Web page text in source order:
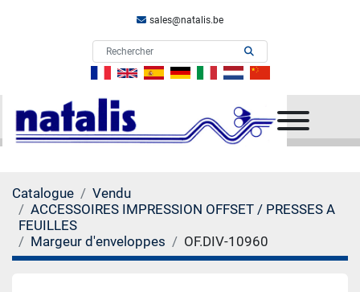
sales@natalis.be
Catalogue
Vendu
ACCESSOIRES IMPRESSION OFFSET / PRESSES A
FEUILLES
Margeur d'enveloppes
OF.DIV-10960